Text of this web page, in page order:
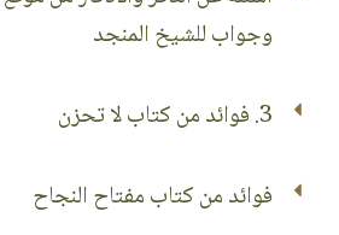
وجواب للشيخ المنجد
3. فوائد من كتاب لا تحزن
فوائد من كتاب مفتاح النجاح